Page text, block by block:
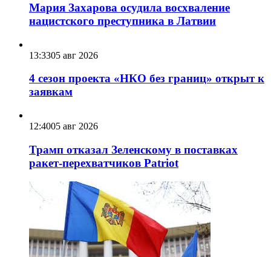
Мария Захарова осудила восхваление
нацистского преступника в Латвии
13:3305 авг 2026
4 сезон проекта «НКО без границ» открыт к
заявкам
12:4005 авг 2026
Трамп отказал Зеленскому в поставках
ракет-перехватчиков Patriot